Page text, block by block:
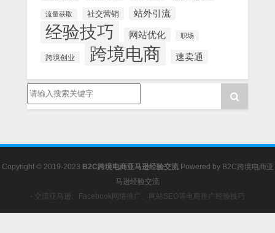
流量获取 社交营销 站外引流
经验技巧 网站优化 职场
跨境创业 跨境电商 速卖通
Copyright © 2019-2023 B2C跨境电商亚马逊经验交流 Powered by B2C跨境电商亚
马逊经验交流
- 交流亚马逊、Facebook网络推广、网站SEO等电商推广经验技巧